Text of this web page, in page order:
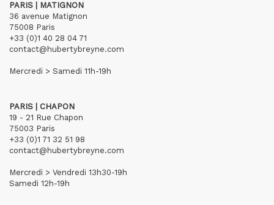
PARIS | MATIGNON
36 avenue Matignon
75008 Paris
+33 (0)1 40 28 04 71
contact@hubertybreyne.com
Mercredi > Samedi 11h-19h
PARIS | CHAPON
19 - 21 Rue Chapon
75003 Paris
+33 (0)1 71 32 51 98
contact@hubertybreyne.com
Mercredi > Vendredi 13h30-19h
Samedi 12h-19h